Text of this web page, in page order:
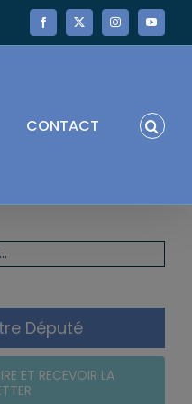
Facebook
X InstagramYouTube
CONTACT
Député
ET RECEVOIR LA